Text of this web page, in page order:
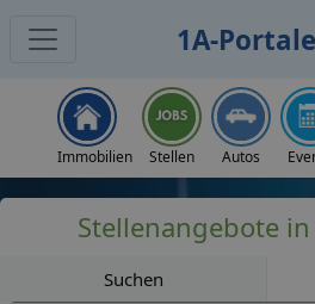
1A-Portale
Immobilien Stellen Autos
Stellenangebote
Suchen